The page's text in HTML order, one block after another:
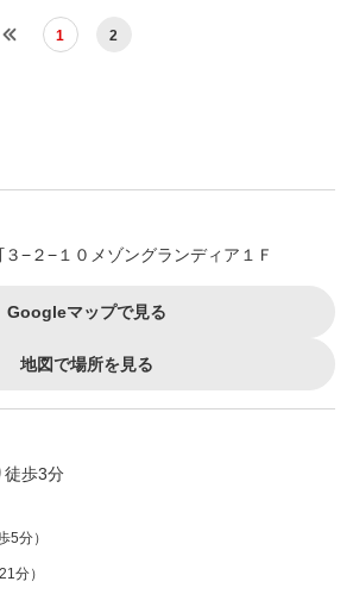
1 2
−２−１０メゾングランディア１Ｆ
Googleマップで見る
地図で場所を見る
歩3分
5分）
分）